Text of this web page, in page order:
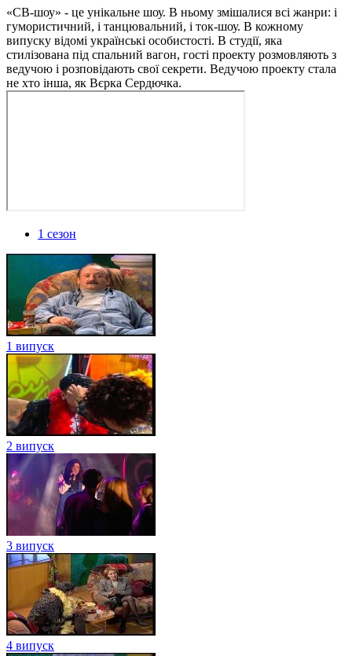
«СВ-шоу» - це унікальне шоу. В ньому змішалися всі жанри: і
гумористичний, і танцювальний, і ток-шоу. В кожному
випуску відомі українські особистості. В студії, яка
стилізована під спальний вагон, гості проекту розмовляють з
ведучою і розповідають свої секрети. Ведучою проекту стала
не хто інша, як Вєрка Сердючка.
1 сезон
1 випуск
2 випуск
3 випуск
4 випуск